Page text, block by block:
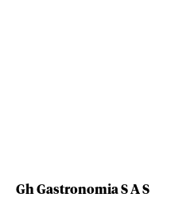
Gh Gastronomia S A S